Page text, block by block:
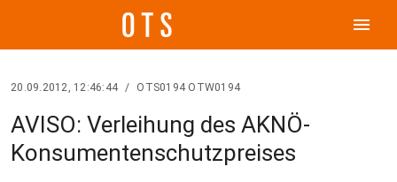
menu
20.09.2012, 12:46:44 / OTS0194 OTW0194
AVISO: Verleihung des AKNÖ-
Konsumentenschutzpreises